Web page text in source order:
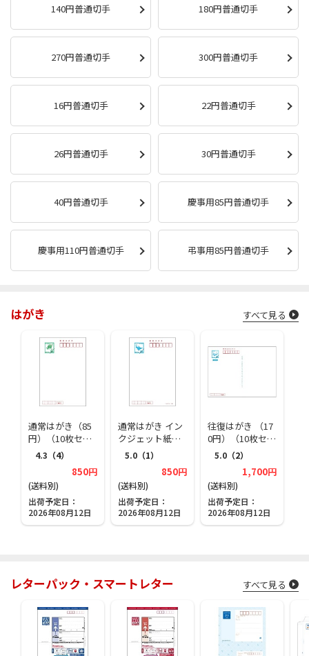
140円普通切手 180円普通切手
270円普通切手 300円普通切手
16円普通切手 22円普通切手
26円普通切手 30円普通切手
40円普通切手 慶事用85円普通切手
慶事用110円普通切手 弔事用85円普通切手
はがき すべて見る
通常はがき（85
円）（10枚セッ
ト）
4.3 （4）
850円
(送料別)
出荷予定日
2026年08月12日
通常はがき イン
クジェット紙（8
5円）（10枚セッ
ト）
5.0 （1）
850円
(送料別)
出荷予定日
2026年08月12日
往復はがき （17
0円）（10枚セッ
ト）
5.0 （2）
1,700円
(送料別)
出荷予定日
2026年08月12日
レターパック・スマートレター すべて見る